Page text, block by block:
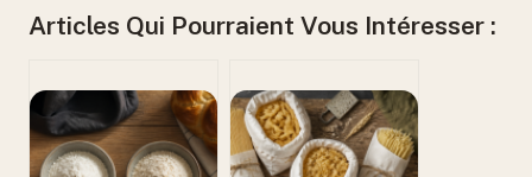
Articles Qui Pourraient Vous Intéresser :